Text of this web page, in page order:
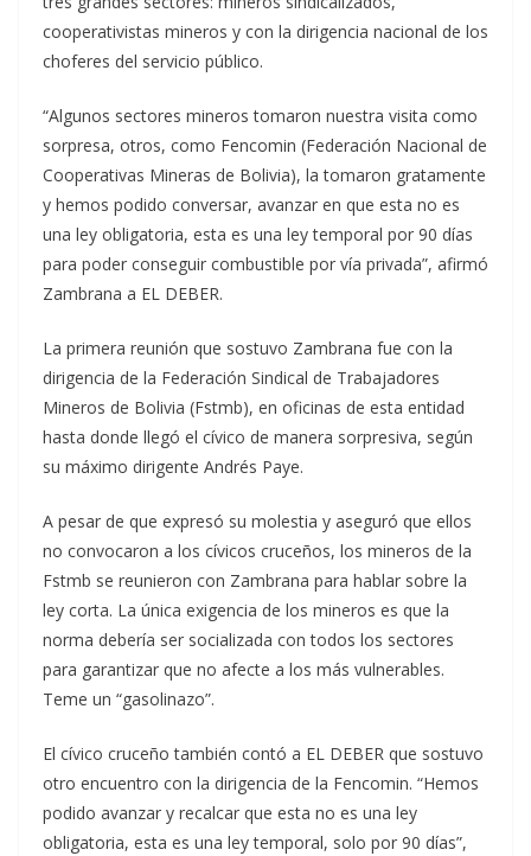
cooperativistas mineros y con la dirigencia nacional de los
choferes del servicio público.
“Algunos sectores mineros tomaron nuestra visita como
sorpresa, otros, como Fencomin (Federación Nacional de
Cooperativas Mineras de Bolivia), la tomaron gratamente
y hemos podido conversar, avanzar en que esta no es
una ley obligatoria, esta es una ley temporal por 90 días
para poder conseguir combustible por vía privada”, afirmó
Zambrana a EL DEBER.
La primera reunión que sostuvo Zambrana fue con la
dirigencia de la Federación Sindical de Trabajadores
Mineros de Bolivia (Fstmb), en oficinas de esta entidad
hasta donde llegó el cívico de manera sorpresiva, según
su máximo dirigente Andrés Paye.
A pesar de que expresó su molestia y aseguró que ellos
no convocaron a los cívicos cruceños, los mineros de la
Fstmb se reunieron con Zambrana para hablar sobre la
ley corta. La única exigencia de los mineros es que la
norma debería ser socializada con todos los sectores
para garantizar que no afecte a los más vulnerables.
Teme un “gasolinazo”.
El cívico cruceño también contó a EL DEBER que sostuvo
otro encuentro con la dirigencia de la Fencomin. “Hemos
podido avanzar y recalcar que esta no es una ley
obligatoria, esta es una ley temporal, solo por 90 días”,